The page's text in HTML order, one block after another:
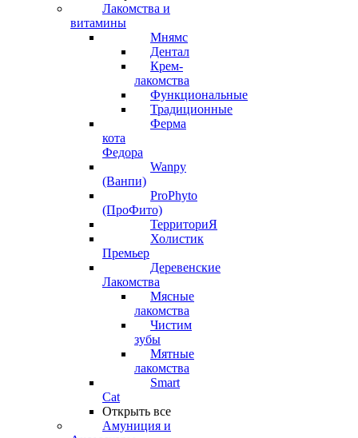
Лакомства и
витамины
Мнямс
Дентал
Крем-
лакомства
Функциональные
Традиционные
Ферма
кота
Федора
Wanpy
(Ванпи)
ProPhyto
(ПроФито)
ТерриториЯ
Холистик
Премьер
Деревенские
Лакомства
Мясные
лакомства
Чистим
зубы
Мятные
лакомства
Smart
Cat
Открыть все
Амуниция и